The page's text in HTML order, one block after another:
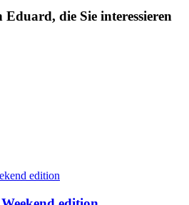
die Sie interessieren